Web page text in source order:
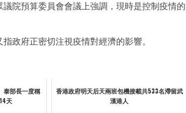
院預算委員會會議上強調，現時是控制疫情的
政府正密切注視疫情對經濟的影響。
泰部長一度稱
天
香港政府明天后天兩班包機接載共533名滯留武
漢港人